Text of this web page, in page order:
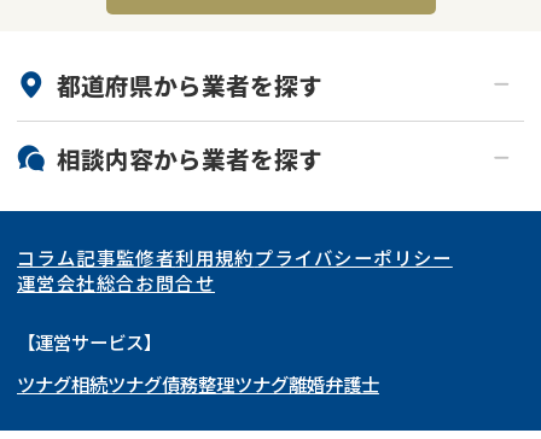
任意売却
リースバック
訳あり不動産 不動産投資
土地売却 不動産相続
アンケート調査
都道府県から業者を探す
北海道・東北
北海道 青森県
岩手県 宮城県
秋田県
福島県
関東
東京都 神奈川県
埼玉県
茨城県 群馬県
東海
愛知県
岐阜県 山梨県
関西
大阪府 京都府
北陸・甲信越
相談内容から業者を探す
再建築不可
底地
ゴミ屋敷
リースバック
コラム記事監修者利用規約プライバシーポリシー
運営会社総合お問合せ
【運営サービス】
ツナグ相続ツナグ債務整理ツナグ離婚弁護士